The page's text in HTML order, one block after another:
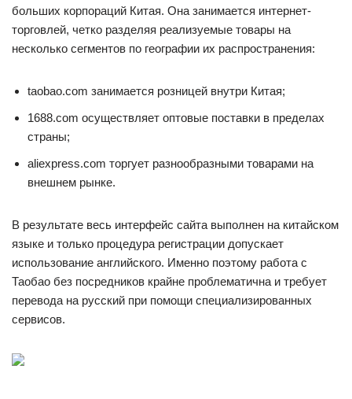
больших корпораций Китая. Она занимается интернет-
торговлей, четко разделяя реализуемые товары на
несколько сегментов по географии их распространения:
taobao.com занимается розницей внутри Китая;
1688.com осуществляет оптовые поставки в пределах
страны;
aliexpress.com торгует разнообразными товарами на
внешнем рынке.
В результате весь интерфейс сайта выполнен на китайском
языке и только процедура регистрации допускает
использование английского. Именно поэтому работа с
Таобао без посредников крайне проблематична и требует
перевода на русский при помощи специализированных
сервисов.